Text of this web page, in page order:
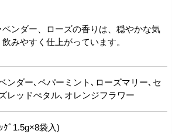
ンダー、ローズの香りは、穏やかな気
みやすく仕上がっています。
ンダー､ペパーミント､ローズマリー､セ
レッドぺタル､オレンジフラワー
ｸﾞ1.5g×8袋入)